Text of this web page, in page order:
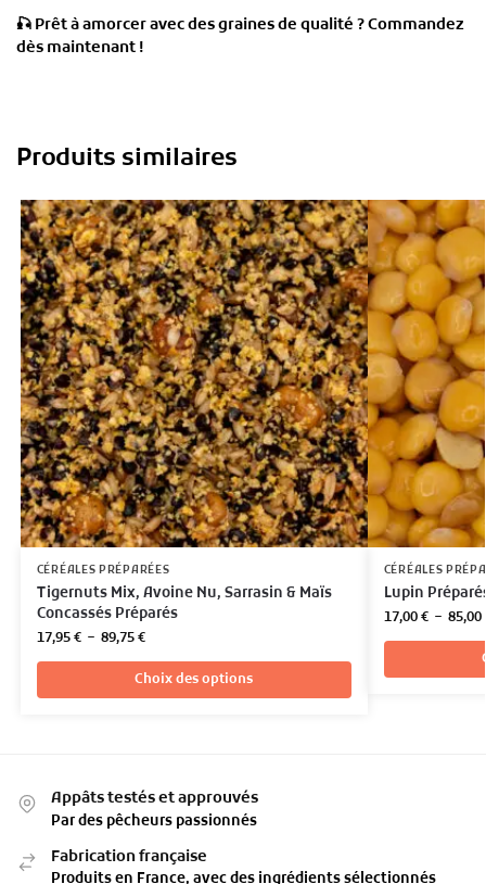
🎣 Prêt à amorcer avec des graines de qualité ? Commandez
dès maintenant !
Produits similaires
CÉRÉALES PRÉPARÉES
Tigernuts Mix, Avoine Nu, Sarrasin & Maïs
Concassés Préparés
17,95€ – 89,75€
Choix des options
CÉRÉALES
Lupin
17,00€ – 85,00
Appâts testés et approuvés
Par des pêcheurs passionnés
Fabrication française
Produits en France, avec des ingrédients sélectionnés